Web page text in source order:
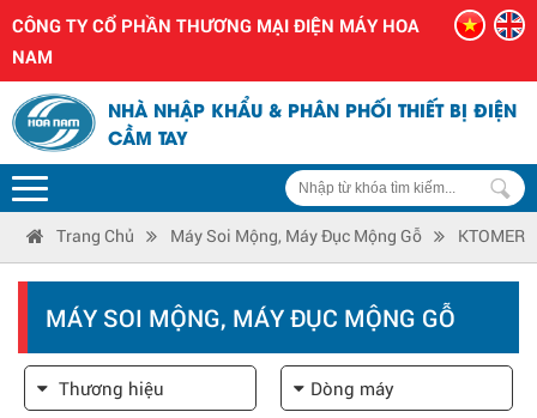
CÔNG TY CỔ PHẦN THƯƠNG MẠI ĐIỆN MÁY HOA
NAM
NHÀ NHẬP KHẨU & PHÂN PHỐI THIẾT BỊ ĐIỆN
CẦM TAY
Trang Chủ Máy Soi Mộng, Máy Đục Mộng Gỗ KTOMER
MÁY SOI MỘNG, MÁY ĐỤC MỘNG GỖ
Thương hiệu Dòng máy